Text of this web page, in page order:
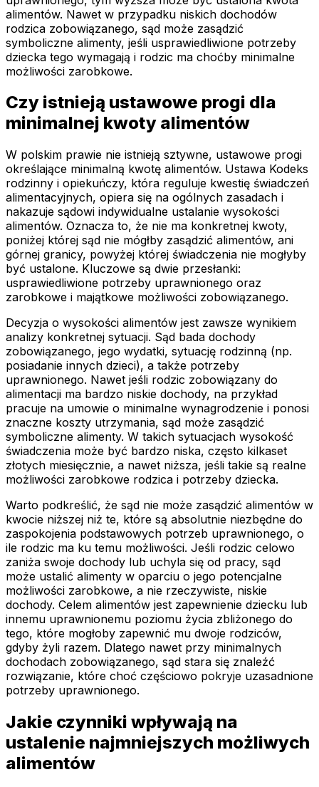
alimentów. Nawet w przypadku niskich dochodów
rodzica zobowiązanego, sąd może zasądzić
symboliczne alimenty, jeśli usprawiedliwione potrzeby
dziecka tego wymagają i rodzic ma choćby minimalne
możliwości zarobkowe.
Czy istnieją ustawowe progi dla
minimalnej kwoty alimentów
W polskim prawie nie istnieją sztywne, ustawowe progi
określające minimalną kwotę alimentów. Ustawa Kodeks
rodzinny i opiekuńczy, która reguluje kwestię świadczeń
alimentacyjnych, opiera się na ogólnych zasadach i
nakazuje sądowi indywidualne ustalanie wysokości
alimentów. Oznacza to, że nie ma konkretnej kwoty,
poniżej której sąd nie mógłby zasądzić alimentów, ani
górnej granicy, powyżej której świadczenia nie mogłyby
być ustalone. Kluczowe są dwie przesłanki:
usprawiedliwione potrzeby uprawnionego oraz
zarobkowe i majątkowe możliwości zobowiązanego.
Decyzja o wysokości alimentów jest zawsze wynikiem
analizy konkretnej sytuacji. Sąd bada dochody
zobowiązanego, jego wydatki, sytuację rodzinną (np.
posiadanie innych dzieci), a także potrzeby
uprawnionego. Nawet jeśli rodzic zobowiązany do
alimentacji ma bardzo niskie dochody, na przykład
pracuje na umowie o minimalne wynagrodzenie i ponosi
znaczne koszty utrzymania, sąd może zasądzić
symboliczne alimenty. W takich sytuacjach wysokość
świadczenia może być bardzo niska, często kilkaset
złotych miesięcznie, a nawet niższa, jeśli takie są realne
możliwości zarobkowe rodzica i potrzeby dziecka.
Warto podkreślić, że sąd nie może zasądzić alimentów w
kwocie niższej niż te, które są absolutnie niezbędne do
zaspokojenia podstawowych potrzeb uprawnionego, o
ile rodzic ma ku temu możliwości. Jeśli rodzic celowo
zaniża swoje dochody lub uchyla się od pracy, sąd
może ustalić alimenty w oparciu o jego potencjalne
możliwości zarobkowe, a nie rzeczywiste, niskie
dochody. Celem alimentów jest zapewnienie dziecku lub
innemu uprawnionemu poziomu życia zbliżonego do
tego, które mogłoby zapewnić mu dwoje rodziców,
gdyby żyli razem. Dlatego nawet przy minimalnych
dochodach zobowiązanego, sąd stara się znaleźć
rozwiązanie, które choć częściowo pokryje uzasadnione
potrzeby uprawnionego.
Jakie czynniki wpływają na
ustalenie najmniejszych możliwych
alimentów